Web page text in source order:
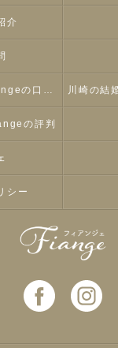
介
川崎の結婚相談所･Fiangeの口コミ情報
の評判
シー